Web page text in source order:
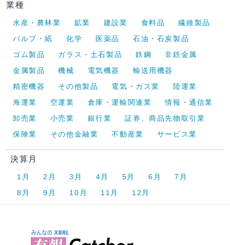
業種
水産・農林業 鉱業 建設業 食料品
繊維製品
パルプ・紙
化学 医薬品
石油・石炭製品
ゴム製品
ガラス・土石製品 鉄鋼
非鉄金属
金属製品
機械 電気機器
輸送用機器
精密機器
その他製品 電気・ガス業
陸運業
海運業
空運業 倉庫・運輸関連業
情報・通信業
卸売業
小売業 銀行業
証券、商品先物取引業
保険業
その他金融業 不動産業 サービス業
決算月
1月 2月 3月 4月 5月 6月
7月
8月
9月 10月 11月 12月